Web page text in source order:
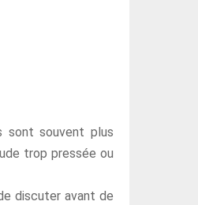
sont souvent plus
trop pressée ou
discuter avant de